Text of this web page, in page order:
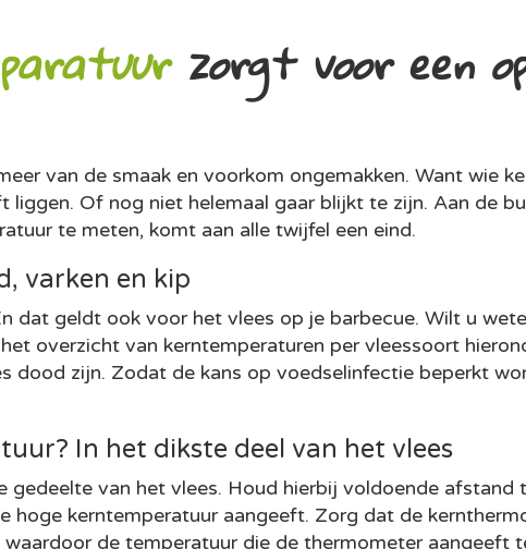
zorgt voor een
van de smaak en voorkom ongemakken. Want wie
Of nog niet helemaal gaar blijkt te zijn. Aan de
te meten, komt aan alle twijfel een eind.
varken en kip
dat geldt ook voor het vlees op je barbecue. Wilt u
overzicht van kerntemperaturen per vleessoort
dood zijn. Zodat de kans op voedselinfectie beperkt
In het dikste deel van het vlees
gedeelte van het vlees. Houd hierbij voldoende
hoge kerntemperatuur aangeeft. Zorg dat de
de temperatuur die de thermometer aangeeft